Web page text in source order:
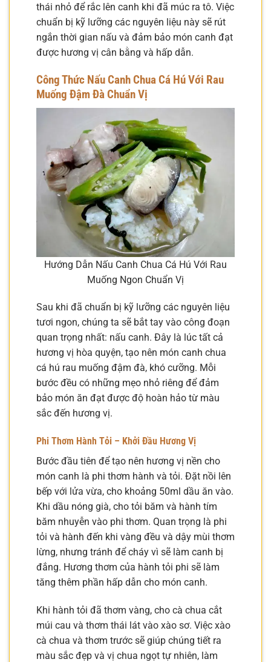
thái nhỏ để rắc lên canh khi đã múc ra tô. Việc
chuẩn bị kỹ lưỡng các nguyên liệu này sẽ rút
ngắn thời gian nấu và đảm bảo món canh đạt
được hương vị cân bằng và hấp dẫn.
Công Thức Nấu Canh Chua Cá Hú Với Rau
Muống Đậm Đà Chuẩn Vị
Hướng Dẫn Nấu Canh Chua Cá Hú Với Rau
Muống Ngon Chuẩn Vị
Sau khi đã chuẩn bị kỹ lưỡng các nguyên liệu
tươi ngon, chúng ta sẽ bắt tay vào công đoạn
quan trọng nhất: nấu canh. Đây là lúc tất cả
hương vị hòa quyện, tạo nên món canh chua
cá hú rau muống đậm đà, khó cưỡng. Mỗi
bước đều có những mẹo nhỏ riêng để đảm
bảo món ăn đạt được độ hoàn hảo từ màu
sắc đến hương vị.
Phi Thơm Hành Tỏi – Khởi Đầu Hương Vị
Bước đầu tiên để tạo nên hương vị nền cho
món canh là phi thơm hành và tỏi. Đặt nồi lên
bếp với lửa vừa, cho khoảng 50ml dầu ăn vào.
Khi dầu nóng già, cho tỏi băm và hành tím
băm nhuyễn vào phi thơm. Quan trọng là phi
tỏi và hành đến khi vàng đều và dậy mùi thơm
lừng, nhưng tránh để cháy vì sẽ làm canh bị
đắng. Hương thơm của hành tỏi phi sẽ làm
tăng thêm phần hấp dẫn cho món canh.
Khi hành tỏi đã thơm vàng, cho cà chua cắt
múi cau và thơm thái lát vào xào sơ. Việc xào
cà chua và thơm trước sẽ giúp chúng tiết ra
màu sắc đẹp và vị chua ngọt tự nhiên, làm